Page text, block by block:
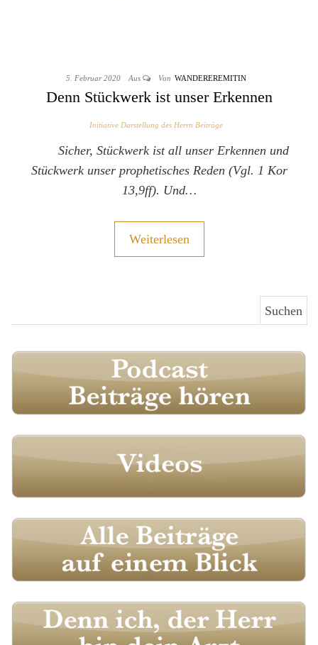
5. Februar 2020 Aus Von WANDEREREMITIN
Denn Stückwerk ist unser Erkennen
Initiative Darstellung des Herrn Beiträge
Sicher, Stückwerk ist all unser Erkennen und
Stückwerk unser prophetisches Reden (Vgl. 1 Kor
13,9ff). Und…
Weiterlesen